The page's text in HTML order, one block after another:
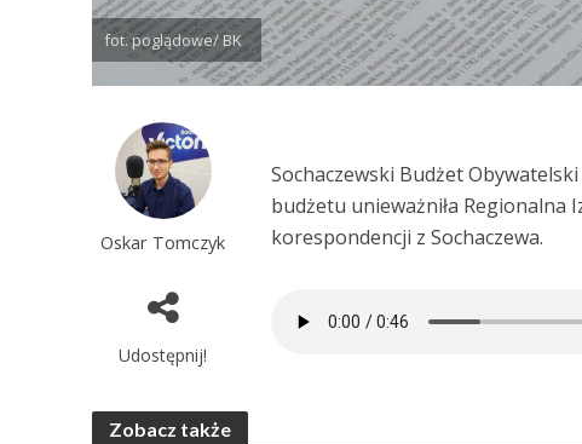
fot. poglądowe/ BK
Oskar Tomczyk
Udostępnij!
Sochaczewski Budżet
budżetu unieważniła Regionalna
korespondencji z Sochaczewa.
Zobacz także